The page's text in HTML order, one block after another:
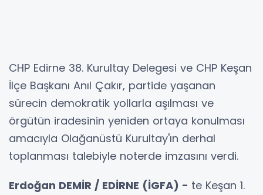
CHP Edirne 38. Kurultay Delegesi ve CHP Keşan
İlçe Başkanı Anıl Çakır, partide yaşanan
sürecin demokratik yollarla aşılması ve
örgütün iradesinin yeniden ortaya konulması
amacıyla Olağanüstü Kurultay'ın derhal
toplanması talebiyle noterde imzasını verdi.
Erdoğan DEMİR / EDİRNE (İGFA) - te Keşan 1.